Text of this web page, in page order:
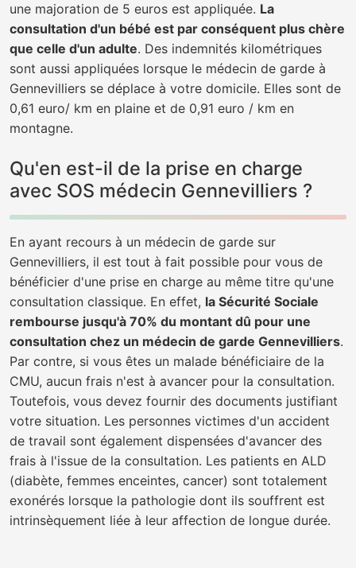
une majoration de 5 euros est appliquée. La
consultation d'un bébé est par conséquent plus chère
que celle d'un adulte. Des indemnités kilométriques
sont aussi appliquées lorsque le médecin de garde à
Gennevilliers se déplace à votre domicile. Elles sont de
0,61 euro/ km en plaine et de 0,91 euro / km en
montagne.
Qu'en est-il de la prise en charge
avec SOS médecin Gennevilliers ?
En ayant recours à un médecin de garde sur
Gennevilliers, il est tout à fait possible pour vous de
bénéficier d'une prise en charge au même titre qu'une
consultation classique. En effet, la Sécurité Sociale
rembourse jusqu'à 70% du montant dû pour une
consultation chez un médecin de garde Gennevilliers.
Par contre, si vous êtes un malade bénéficiaire de la
CMU, aucun frais n'est à avancer pour la consultation.
Toutefois, vous devez fournir des documents justifiant
votre situation. Les personnes victimes d'un accident
de travail sont également dispensées d'avancer des
frais à l'issue de la consultation. Les patients en ALD
(diabète, femmes enceintes, cancer) sont totalement
exonérés lorsque la pathologie dont ils souffrent est
intrinsèquement liée à leur affection de longue durée.